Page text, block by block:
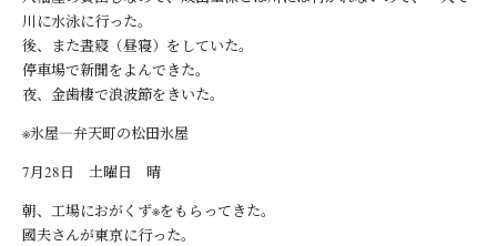
川に水泳に行った。
後、また晝寢（昼寝）をしていた。
停車場で新聞をよんできた。
夜、金歯棲で浪波節をきいた。
※氷屋―弁天町の松田氷屋
7月28日 土曜日 晴
朝、工場におがくず※をもらってきた。
國夫さんが東京に行った。